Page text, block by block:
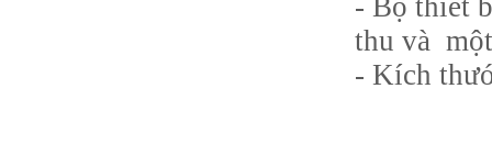
- Bộ thiết
thu và
- Kích